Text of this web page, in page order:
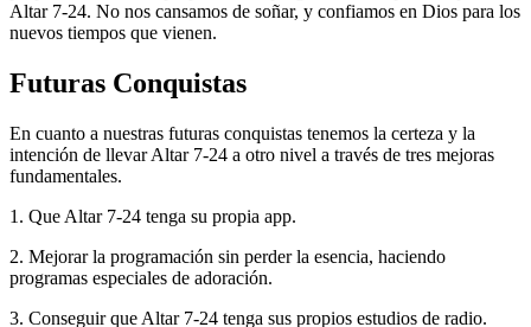
Altar 7-24. No nos cansamos de soñar, y confiamos en Dios para los
nuevos tiempos que vienen.
Futuras Conquistas
En cuanto a nuestras futuras conquistas tenemos la certeza y la
intención de llevar Altar 7-24 a otro nivel a través de tres mejoras
fundamentales.
1. Que Altar 7-24 tenga su propia app.
2. Mejorar la programación sin perder la esencia, haciendo
programas especiales de adoración.
3. Conseguir que Altar 7-24 tenga sus propios estudios de radio.